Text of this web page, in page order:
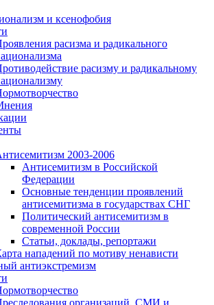
и ксенофобия
расизма и радикального
расизму и радикальному
2003-2006
Антисемитизм в Российской
Федерации
Основные тенденции проявлений
антисемитизма в государствах СНГ
Политический антисемитизм в
современной России
Статьи, доклады, репортажи
нападений по мотиву ненависти
антиэкстремизм